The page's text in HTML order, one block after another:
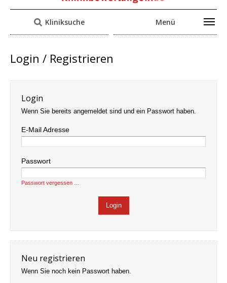
Kliniksuche Menü
Login / Registrieren
Login
Wenn Sie bereits angemeldet sind und ein Passwort haben.
E-Mail Adresse
Passwort
Passwort vergessen …
Neu registrieren
Wenn Sie noch kein Passwort haben.